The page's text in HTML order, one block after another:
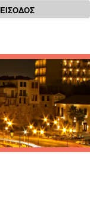
ΕΙΣΟΔΟΣ